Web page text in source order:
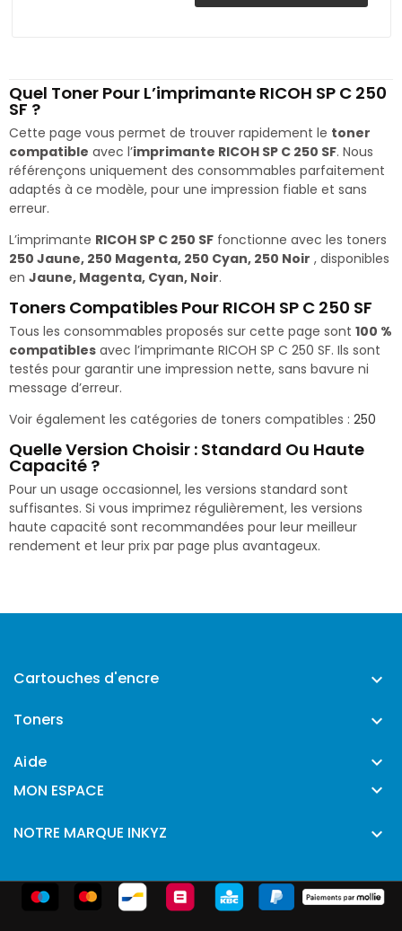
Quel Toner Pour L’imprimante RICOH SP C 250
SF ?
Cette page vous permet de trouver rapidement le toner
compatible avec l’imprimante RICOH SP C 250 SF. Nous
référençons uniquement des consommables parfaitement
adaptés à ce modèle, pour une impression fiable et sans
erreur.
L’imprimante RICOH SP C 250 SF fonctionne avec les toners
250 Jaune, 250 Magenta, 250 Cyan, 250 Noir , disponibles
en Jaune, Magenta, Cyan, Noir.
Toners Compatibles Pour RICOH SP C 250 SF
Tous les consommables proposés sur cette page sont 100 %
compatibles avec l’imprimante RICOH SP C 250 SF. Ils sont
testés pour garantir une impression nette, sans bavure ni
message d’erreur.
Voir également les catégories de toners compatibles : 250
Quelle Version Choisir : Standard Ou Haute
Capacité ?
Pour un usage occasionnel, les versions standard sont
suffisantes. Si vous imprimez régulièrement, les versions
haute capacité sont recommandées pour leur meilleur
rendement et leur prix par page plus avantageux.
Cartouches d'encre 
Toners 
Aide 
MON ESPACE 
NOTRE MARQUE INKYZ 